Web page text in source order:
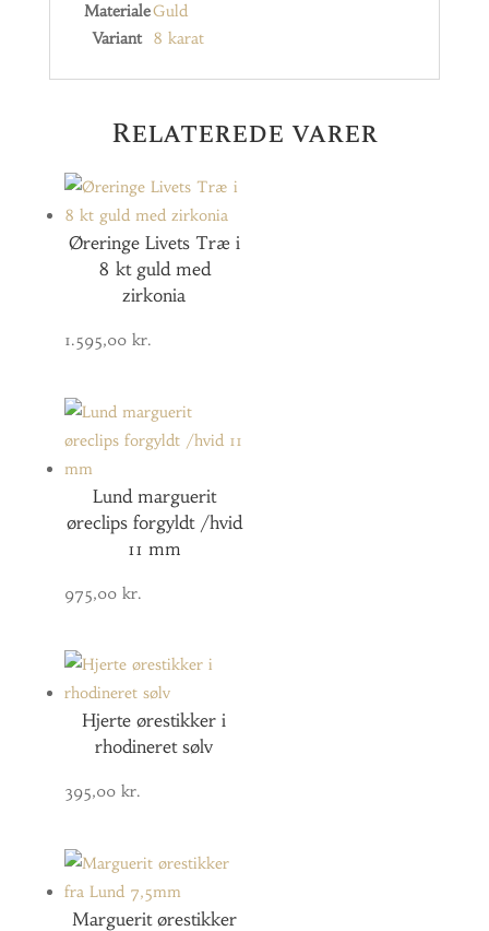
MaterialeGuld
Variant
8 karat
Relaterede varer
Øreringe Livets Træ i
8 kt guld med
zirkonia
1.595,00 kr.
Lund marguerit
øreclips forgyldt /hvid
11 mm
975,00 kr.
Hjerte ørestikker i
rhodineret sølv
395,00 kr.
Marguerit ørestikker